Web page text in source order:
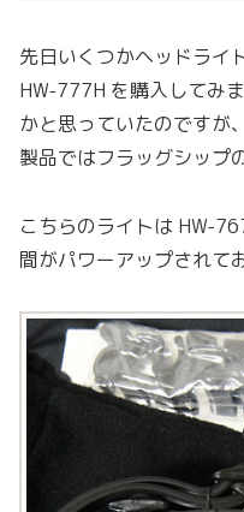
先日いくつかヘッドライ
HW-777H を購入してみ
かと思っていたのですが
製品ではフラッグシップ
こちらのライトは HW-
間がパワーアップされて